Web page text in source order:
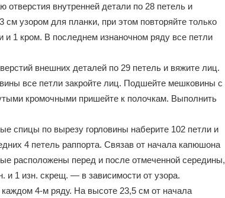
отверстия внутренней детали по 28 петель и
узором для планки, при этом повторяйте только
1 кром. В последнем изнаночном ряду все петли
внешних деталей по 29 петель и вяжите лиц.
все петли закройте лиц. Подшейте мешковины с
кромочными пришейте к полочкам. Выполнить
спицы по вырезу горловины наберите 102 петли и
4 петель раппорта. Связав от начала капюшона
расположены перед и после отмеченной середины,
и 1 изн. скрещ. — в зависимости от узора.
4-м ряду. На высоте 23,5 см от начала